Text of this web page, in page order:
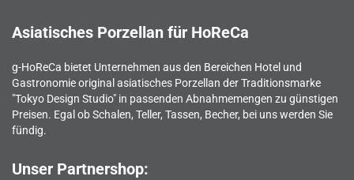
Asiatisches Porzellan für HoReCa
g-HoReCa bietet Unternehmen aus den Bereichen Hotel und
Gastronomie original asiatisches Porzellan der Traditionsmarke
"Tokyo Design Studio" in passenden Abnahmemengen zu günstigen
Preisen. Egal ob Schalen, Teller, Tassen, Becher, bei uns werden Sie
fündig.
Unser Partnershop: